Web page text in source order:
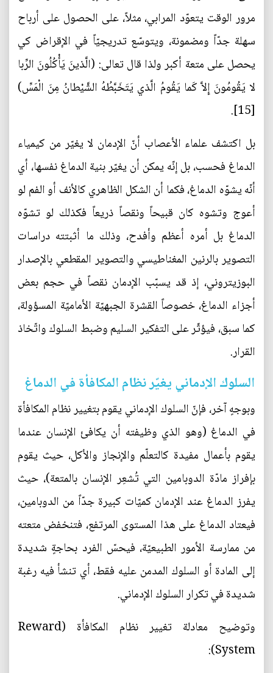
مرور الوقت يتعوّد المرابي، مثلاً، على الحصول على أرباح
سهلة جدّاً ومضمونة، ويتوسّع تدريجيّاً في الإقراض كي
يحصل على متعة أكبر ولذا قال تعالى: (الَّذينَ يَأْكُلُونَ الرِّبا
لا يَقُومُونَ إِلاَّ كَما يَقُومُ الَّذي يَتَخَبَّطُهُ الشَّيْطانُ مِنَ الْمَسِّ)
[15].
بل اكتشف علماء الأعصاب أنّ الإدمان لا يغيّر من كيمياء
الدماغ فحسب، بل إنّه يمكن أن يغيّر بنية الدماغ نفسها، أي
أنّه يشوّه الدماغ، فكما أن الشكل الظاهري كالأنف أو الفم لو
أعوج وتشوه كان قبيحاً ونقصاً ذريعاً فكذلك لو تشوّه
الدماغ بل أمره أعظم وأفدح، وذلك ما أثبتته دراسات
التصوير بالرنين المغناطيسي والتصوير المقطعي بالإصدار
البوزيتروني، إذ قد يسبّب الإدمان نقصاً في حجم بعض
أجزاء الدماغ، خصوصاً القشرة الجبهيّة الأماميّة المسؤولة،
كما سبق، فيؤثّر على التفكير السليم وضبط السلوك واتّخاذ
القرار.
السلوك الإدماني يغيّر نظام المكافأة في الدماغ
وبوجهٍ آخر، فإنّ السلوك الإدماني يقوم بتغيير نظام المكافأة
في الدماغ (وهو الذي وظيفته أن يكافئ الإنسان عندما
يقوم بأعمال مفيدة كالتعلّم والإنجاز والأكل، حيث يقوم
بإفراز مادّة الدوبامين التي تُشعِر الإنسان بالمتعة)، حيث
يفرز الدماغ عند الإدمان كميّات كبيرة جدّاً من الدوبامين،
فيعتاد الدماغ على هذا المستوى المرتفع، فتنخفض متعته
من ممارسة الأمور الطبيعيّة، فيحسّ الفرد بحاجةٍ شديدة
إلى المادة أو السلوك المدمن عليه فقط، أي تنشأ فيه رغبة
شديدة في تكرار السلوك الإدماني.
وتوضيح معادلة تغيير نظام المكافأة (Reward
System):